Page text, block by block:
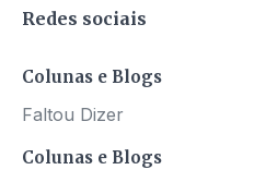
Redes sociais
Colunas e Blogs
Faltou Dizer
Colunas e Blogs